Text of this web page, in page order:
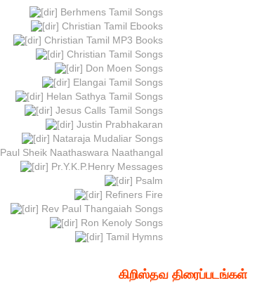
Berhmens Tamil Songs
Christian Tamil Ebooks
Christian Tamil MP3 Books
Christian Tamil Songs
Don Moen Songs
Elangai Tamil Songs
Helan Sathya Tamil Songs
Jesus Calls Tamil Songs
Justin Prabhakaran
Nataraja Mudaliar Songs
Paul Sheik Naathaswara Naathangal
Pr.Y.K.P.Henry Messages
Psalm
Refiners Fire
Rev Paul Thangaiah Songs
Ron Kenoly Songs
Tamil Hymns
கிறிஸ்தவ திரைப்படங்கள்